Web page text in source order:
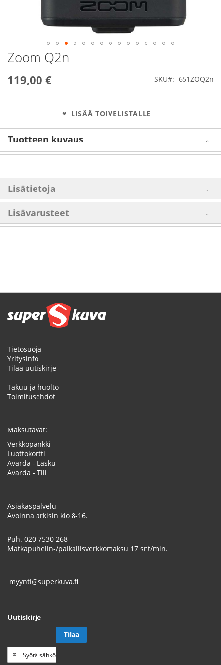
Zoom Q2n
119,00 € SKU 651ZOQ2n
LISÄÄ TOIVELISTALLE
Skip
to
beginning
of
Tuotteen kuvaus
Lisätietoja
Lisävarusteet
Tietosuoja
Yritysinfo
Tilaa uutiskirje
Takuu ja huolto
Toimitusehdot
Maksutavat:
Verkkopankki
Luottokortti
Avarda - Lasku
Avarda - Tili
Asiakaspalvelu
Avoinna arkisin klo 8-16.
Puh. 020 7530 268
Matkapuhelin-/paikallisverkkomaksu 17 snt/min.
myynti@superkuva.fi
Uutiskirje
Tilaa
uutiskirje
Tilaa